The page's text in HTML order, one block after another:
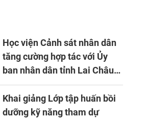
- 2030
Học viện Cảnh sát nhân dân
tăng cường hợp tác với Ủy
ban nhân dân tỉnh Lai Châu
về ứng dụng khoa học công
nghệ trong lĩnh vực đấu tranh
phòng, chống tội phạm
Khai giảng Lớp tập huấn bồi
dưỡng kỹ năng tham dự